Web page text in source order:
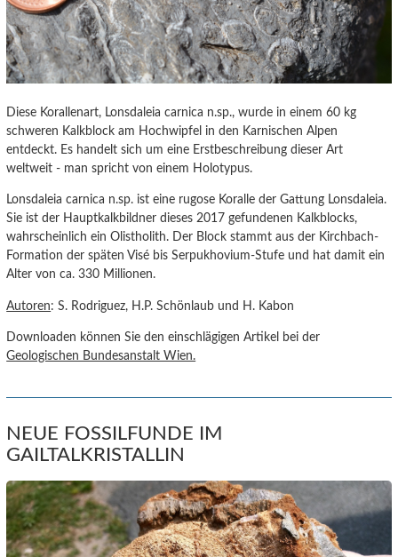
Diese Korallenart, Lonsdaleia carnica n.sp., wurde in einem 60 kg
schweren Kalkblock am Hochwipfel in den Karnischen Alpen
entdeckt. Es handelt sich um eine Erstbeschreibung dieser Art
weltweit - man spricht von einem Holotypus.
Lonsdaleia carnica n.sp. ist eine rugose Koralle der Gattung Lonsdaleia.
Sie ist der Hauptkalkbildner dieses 2017 gefundenen Kalkblocks,
wahrscheinlich ein Olistholith. Der Block stammt aus der Kirchbach-
Formation der späten Visé bis Serpukhovium-Stufe und hat damit ein
Alter von ca. 330 Millionen.
Autoren: S. Rodriguez, H.P. Schönlaub und H. Kabon
Downloaden können Sie den einschlägigen Artikel bei der
Geologischen Bundesanstalt Wien.
NEUE FOSSILFUNDE IM
GAILTALKRISTALLIN